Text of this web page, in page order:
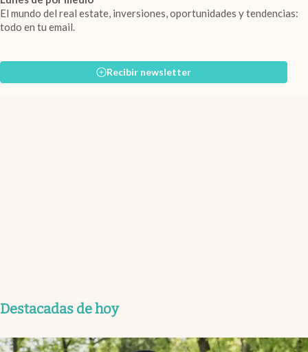
El mundo del real estate, inversiones, oportunidades y tendencias:
todo en tu email.
Recibir newsletter
Destacadas de hoy